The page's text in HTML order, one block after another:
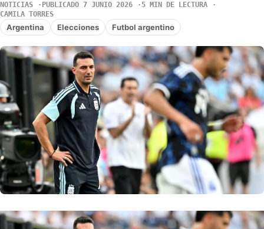
NOTICIAS PUBLICADO 7 JUNIO 2026
5 MIN DE LECTURA
CAMILA TORRES
Argentina Elecciones Futbol argentino